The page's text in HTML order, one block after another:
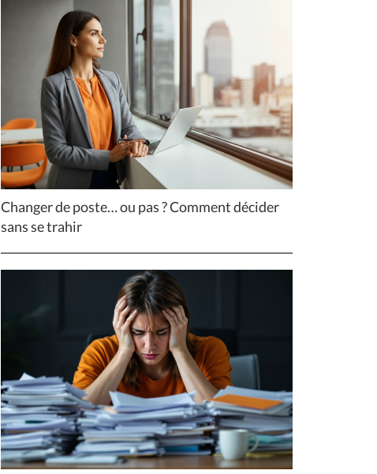
Changer de poste… ou pas ? Comment décider
sans se trahir